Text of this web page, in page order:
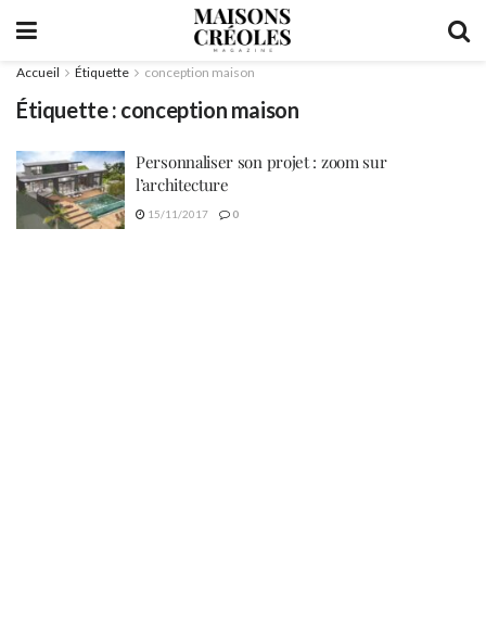
Accueil Étiquette conception maison
Étiquette : conception maison
Personnaliser son projet : zoom sur
l’architecture
15/11/2017 0